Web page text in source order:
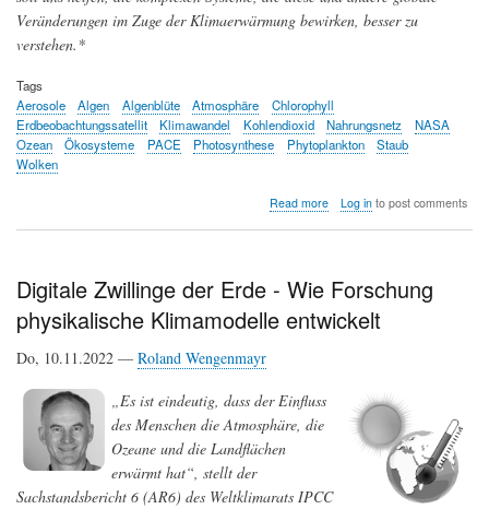
Veränderungen im Zuge der Klimaerwärmung bewirken, besser zu
verstehen.*
Tags
Aerosole
Algen Algenblüte Atmosphäre
Chlorophyll
Erdbeobachtungssatellit
Klimawandel Kohlendioxid Nahrungsnetz
NASA
Ozean
Ökosysteme PACE Photosynthese Phytoplankton
Staub
Wolken
Read moreabout
der
NASA,
untersucht
Klimawandel
Log into post comments
Digitale Zwillinge der Erde - Wie Forschung
physikalische Klimamodelle entwickelt
Do, 10.11.2022 — Roland Wengenmayr
„Es ist eindeutig, dass der Einfluss
des Menschen die Atmosphäre, die
Ozeane und die Landflächen
erwärmt hat“, stellt der
Sachstandsbericht 6 (AR6) des Weltklimarats IPCC